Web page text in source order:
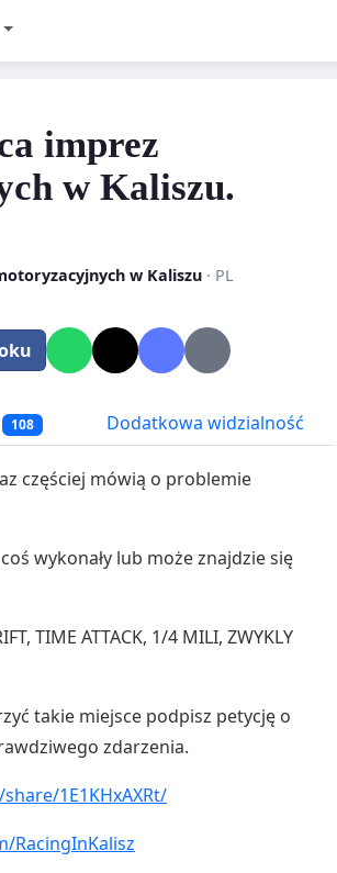
imprez
w Kaliszu.
w Kaliszu· PL
108 Dodatkowa widzialność
częściej mówią o problemie
wykonały lub może znajdzie się
TIME ATTACK, 1/4 MILI, ZWYKLY
takie miejsce podpisz petycję o
zdarzenia.
1E1KHxAXRt/
RacingInKalisz